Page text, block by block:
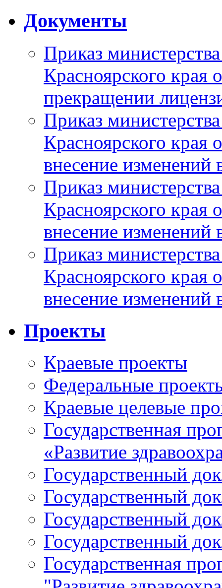
Документы
Приказ
Красноярского
прекращении
Приказ
Красноярского
внесение изменений
Приказ
Красноярского
внесение изменений
Приказ
Красноярского
внесение изменений
Проекты
Краевые проекты
Федеральные
Краевые целевые
Государственная
«Развитие
Государственный
Государственный
Государственный
Государственный
Государственная